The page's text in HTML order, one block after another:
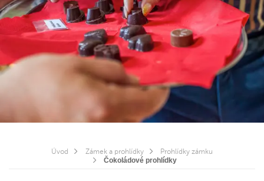
Úvod Zámek a prohlídky Prohlídky zámku
Čokoládové prohlídky